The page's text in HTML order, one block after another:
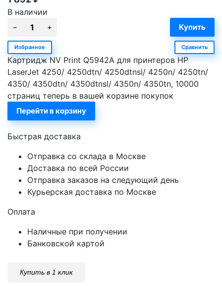
В наличии
Избранное Сравнить
Картридж NV Print Q5942A для принтеров HP
LaserJet 4250/ 4250dtn/ 4250dtnsl/ 4250n/ 4250tn/
4350/ 4350dtn/ 4350dtnsl/ 4350n/ 4350tn, 10000
страниц теперь в вашей корзине покупок
Перейти в корзину
Быстрая доставка
Отправка со склада в Москве
Доставка по всей России
Отправка заказов на следующий день
Курьерская доставка по Москве
Оплата
Наличные при получении
Банковской картой
Купить в 1 клик